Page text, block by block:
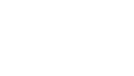
artilheiro da Copa do